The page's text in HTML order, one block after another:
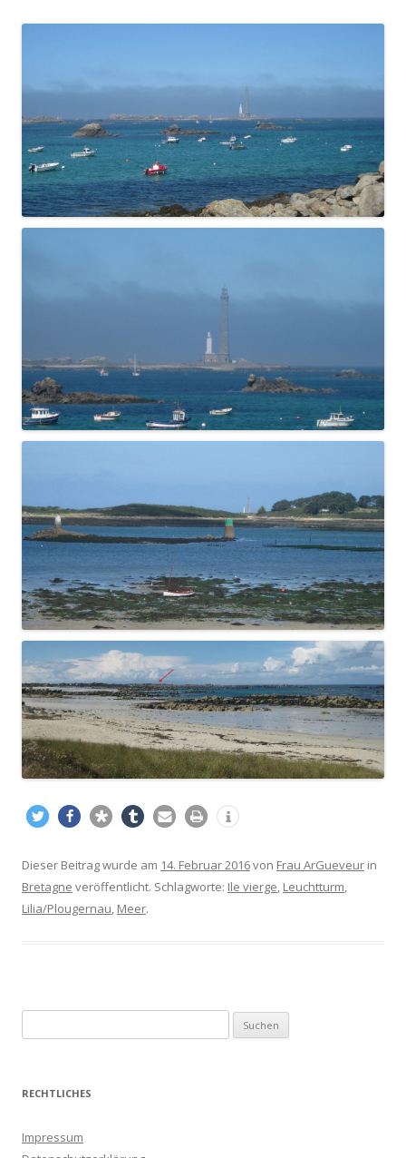
Dieser Beitrag wurde am 14. Februar 2016von Frau ArGueveur in
Bretagne veröffentlicht. Schlagworte: Ile vierge, Leuchtturm,
Lilia/Plougernau, Meer.
u
h
n
a
RECHTLICHES
Impressum